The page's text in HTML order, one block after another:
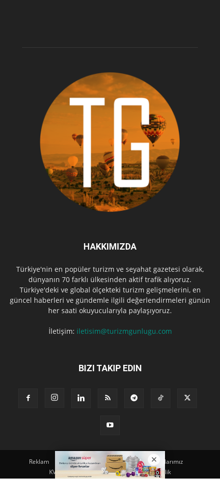
HAKKIMIZDA
Türkiye'nin en popüler turizm ve seyahat gazetesi olarak,
dünyanın 70 farklı ülkesinden aktif trafik alıyoruz.
Türkiye'deki ve global ölçekteki turizm gelişmelerini, en
güncel haberleri ve gündemle ilgili değerlendirmeleri günün
her saati okuyucularıyla paylaşıyoruz.
İletişim: iletisim@turizmgunlugu.com
BIZI TAKIP EDIN
Reklam Künye Hakkımızda Iletişim
Yazarlarımız
KVKK Aydınlatma Metni
Kullanım ve Gizlilik